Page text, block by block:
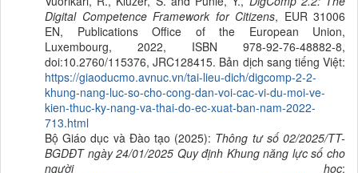
Digital Competence Framework for Citizens, EUR 31006
EN, Publications Office of the European Union,
Luxembourg, 2022, ISBN 978-92-76-48882-8,
doi:10.2760/115376, JRC128415. Bản dịch sang tiếng Việt:
https://giaoducmo.avnuc.vn/tai-lieu-dich/digcomp-2-2-
khung-nang-luc-so-cho-cong-dan-voi-cac-vi-du-moi-ve-
kien-thuc-ky-nang-va-thai-do-ec-xuat-ban-nam-2022-
713.html
Bộ Giáo dục và Đào tạo (2025): Thông tư số 02/2025/TT-
BGDĐT ngày 24/01/2025 Quy định Khung năng lực số cho
người học: